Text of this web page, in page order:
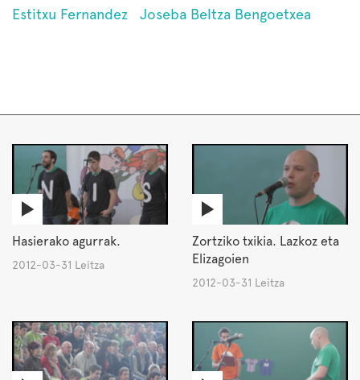
Estitxu Fernandez Joseba Beltza Bengoetxea
Hasierako agurrak.
2012-03-31 Leitza
Zortziko txikia. Lazkoz eta
Elizagoien
2012-03-31 Leitza